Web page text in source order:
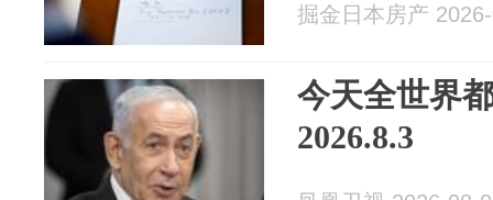
掘金日本房产
今天全世界
2026.8.3